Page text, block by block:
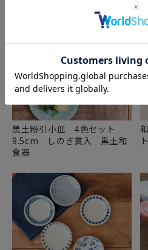
黒土粉引小皿 4色セット
9.5cm しのぎ貫入 黒土和
食器
ト